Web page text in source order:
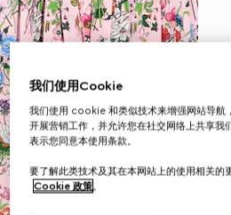
我们使用Cookie
我们使用 cookie 和类似技术来增强网站导航
开展营销工作，并允许您在社交网络上共享我
表示您同意本使用条款。
要了解此类技术及其在本网站上的使用相关的
Cookie 政策。